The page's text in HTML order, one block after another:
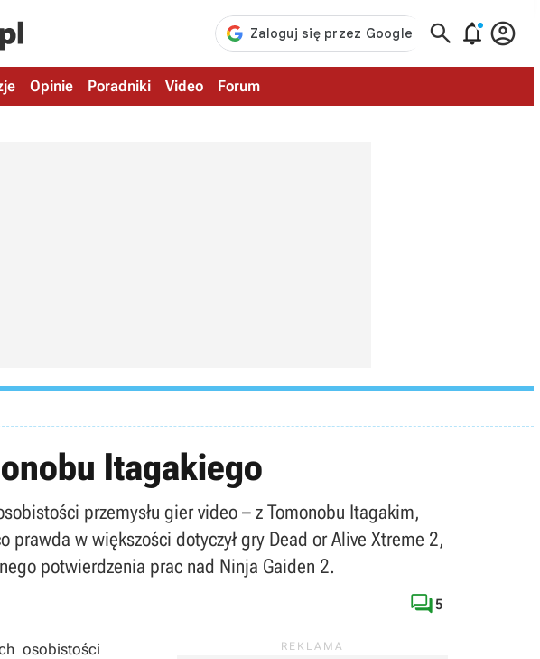
  
Opinie Poradniki Video Forum
Itagakiego
przemysłu gier video – z Tomonobu Itagakim,
w większości dotyczył gry Dead or Alive Xtreme 2,
potwierdzenia prac nad Ninja Gaiden 2.
5
osobistości